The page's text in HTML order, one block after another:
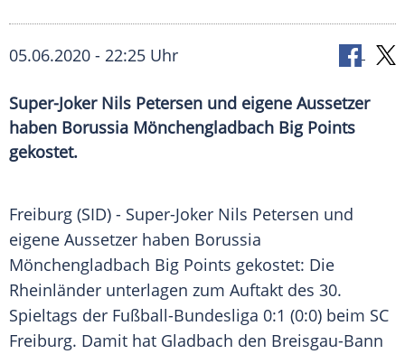
05.06.2020 - 22:25 Uhr
Super-Joker Nils Petersen und eigene Aussetzer
haben Borussia Mönchengladbach Big Points
gekostet.
Freiburg (SID) - Super-Joker Nils Petersen und
eigene Aussetzer haben Borussia
Mönchengladbach Big Points gekostet: Die
Rheinländer unterlagen zum Auftakt des 30.
Spieltags der Fußball-Bundesliga 0:1 (0:0) beim SC
Freiburg. Damit hat Gladbach den Breisgau-Bann